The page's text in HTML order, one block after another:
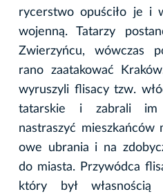
rycerstwo opuściło je i
wojenną. Tatarzy
Zwierzyńcu, wówczas
rano zaatakować
wyruszyli flisacy tzw.
tatarskie i zabrali im
nastraszyć
owe ubrania i na
do miasta. Przywódca
który był